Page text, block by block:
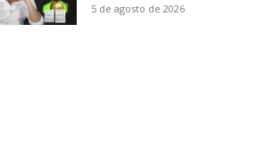
5 de agosto de 2026